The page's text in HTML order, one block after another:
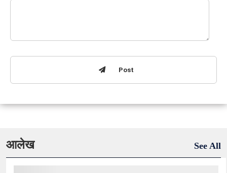
Post
आलेख See All